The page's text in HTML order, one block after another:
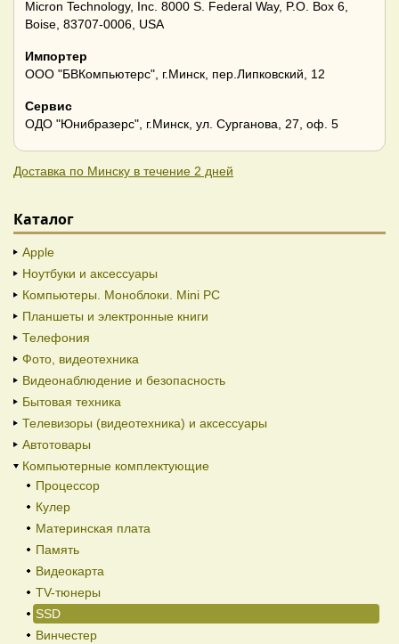
Micron Technology, Inc. 8000 S. Federal Way, P.O. Box 6,
Boise, 83707-0006, USA
Импортер
ООО "БВКомпьютерс", г.Минск, пер.Липковский, 12
Сервис
ОДО "Юнибразерс", г.Минск, ул. Сурганова, 27, оф. 5
Доставка по Минску в течение 2 дней
Каталог
Apple
Ноутбуки и аксессуары
Компьютеры. Моноблоки. Mini PC
Планшеты и электронные книги
Телефония
Фото, видеотехника
Видеонаблюдение и безопасность
Бытовая техника
Телевизоры (видеотехника) и аксессуары
Автотовары
Компьютерные комплектующие
Процессор
Кулер
Материнская плата
Память
Видеокарта
TV-тюнеры
SSD
Винчестер